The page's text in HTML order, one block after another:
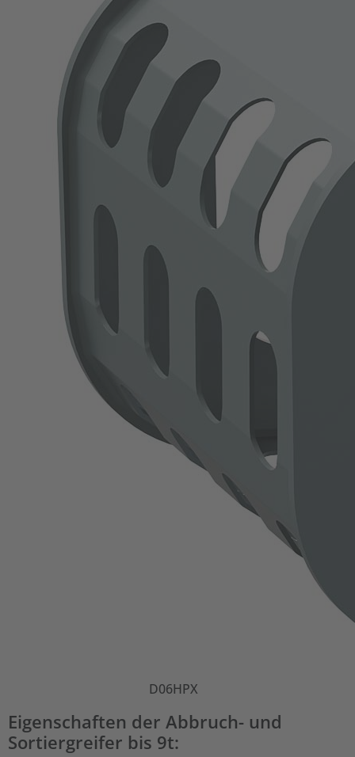
D06HPX
Eigenschaften der Abbruch- und
Sortiergreifer bis 9t: